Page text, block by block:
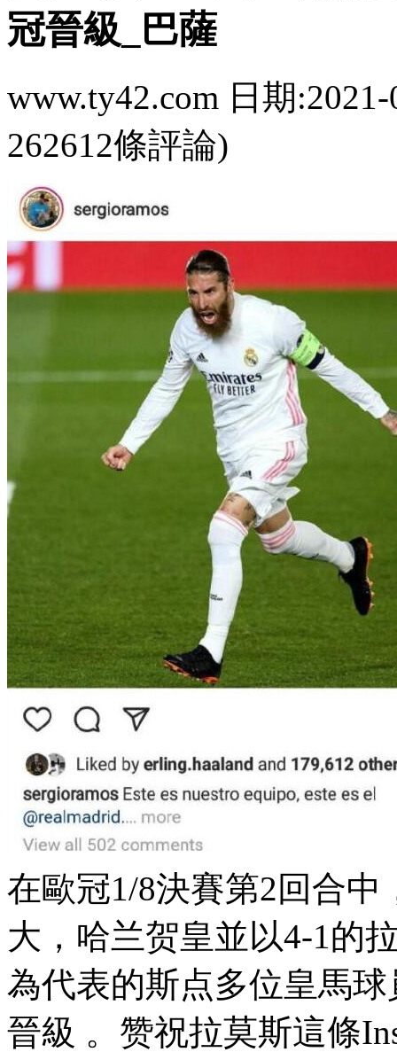
冠晉級_巴薩
www.ty42.com 日期
262612條評論)
在歐冠1/8決賽第2回合中
大，哈兰贺皇並以4-1的
為代表的斯点多位皇馬球
晉級 。赞祝拉莫斯這條